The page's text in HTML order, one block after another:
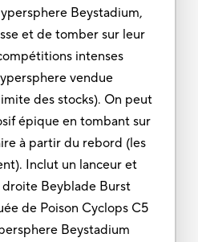
Beystadium,
et de tomber sur leur
intenses
vendue
des stocks). On peut
épique en tombant sur
à partir du rebord (les
Inclut un lanceur et
Beyblade Burst
de Poison Cyclops C5
Beystadium